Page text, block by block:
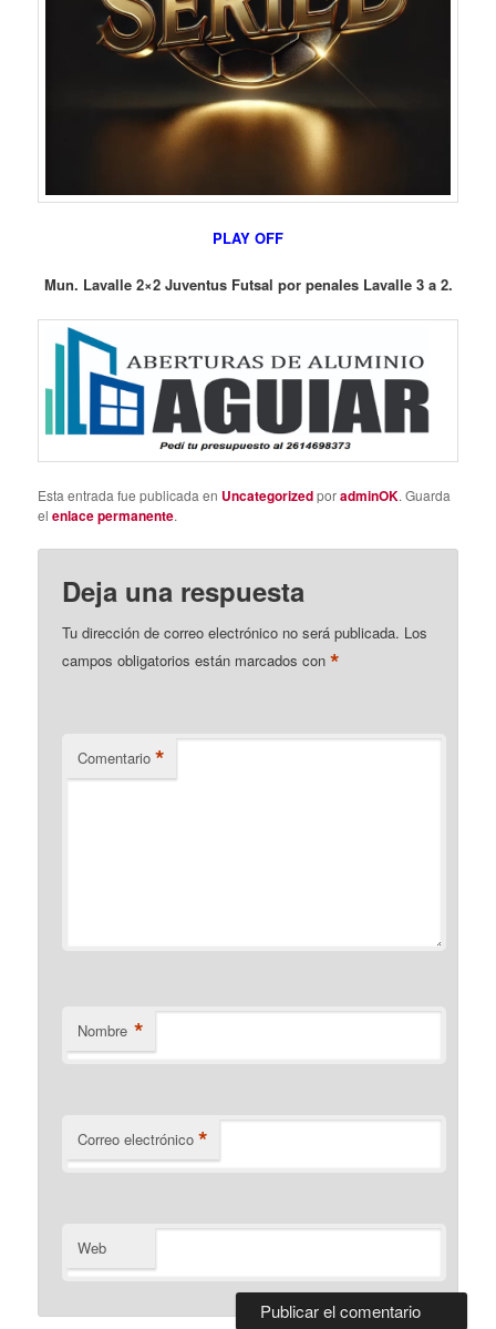
PLAY OFF
Mun. Lavalle 2×2 Juventus Futsal por penales Lavalle 3 a 2.
Esta entrada fue publicada en UncategorizedporadminOK. Guarda
elenlace permanente.
Deja una respuesta
Tu dirección de correo electrónico no será publicada. Los
campos obligatorios están marcados con*
Comentario *
Nombre *
Correo electrónico *
Web